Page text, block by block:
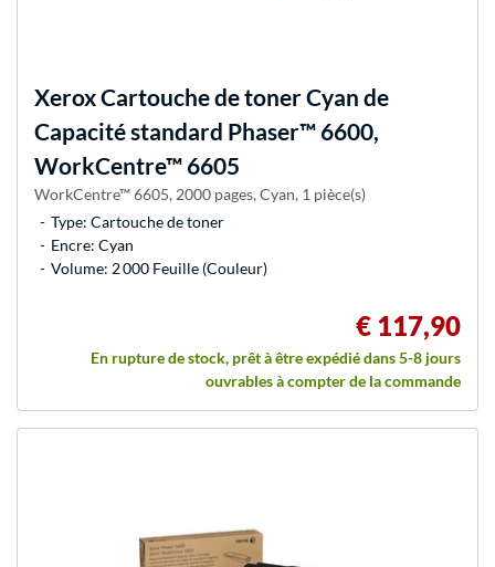
XeroxCartouche de toner Cyan de
Capacité standard Phaser™ 6600,
WorkCentre™ 6605
WorkCentre™ 6605, 2000 pages, Cyan, 1 pièce(s)
Type: Cartouche de toner
Encre: Cyan
Volume: 2 000 Feuille (Couleur)
€ 117,90
En rupture de stock, prêt à être expédié dans 5-8 jours
ouvrables à compter de la commande